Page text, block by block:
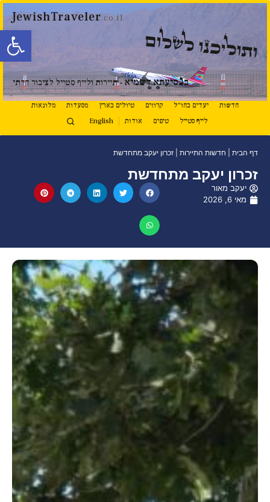
פתח
JewishTraveler.co.il
ותוליכנו לשלום
בנסיעתא דשמיא - תיירות ולייף סטייל לציבור הדתי
חדשות יעדים בחו"ל קרוזים טיולים בארץ מסעדות
מלונאות
לייף סטייל
טיפים אודות English
דף הבית חדשות התיירות זכרון יעקב מתחדשת
זכרון יעקב מתחדשת
יעקב מאור
מאי 6, 2026